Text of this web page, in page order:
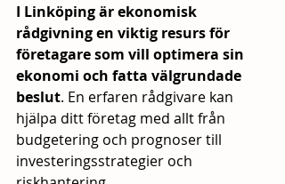
I Linköping är ekonomisk
rådgivning en viktig resurs för
företagare som vill optimera sin
ekonomi och fatta välgrundade
beslut. En erfaren rådgivare kan
hjälpa ditt företag med allt från
budgetering och prognoser till
investeringsstrategier och